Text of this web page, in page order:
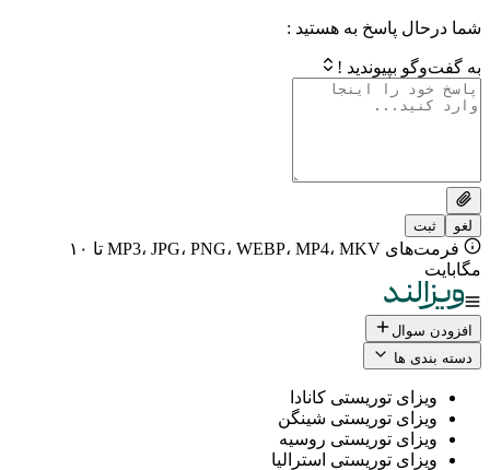
پاسخ به هستید :
!
فرمت‌های MP3، JPG، PNG، WEBP، MP4، MKV تا ۱۰
ها
توریستی کانادا
توریستی شینگن
توریستی روسیه
توریستی استرالیا